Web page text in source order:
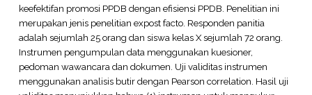
keefektifan promosi PPDB dengan efisiensi PPDB. Penelitian ini
merupakan jenis penelitian expost facto. Responden panitia
adalah sejumlah 25 orang dan siswa kelas X sejumlah 72 orang.
Instrumen pengumpulan data menggunakan kuesioner,
pedoman wawancara dan dokumen. Uji validitas instrumen
menggunakan analisis butir dengan Pearson correlation. Hasil uji